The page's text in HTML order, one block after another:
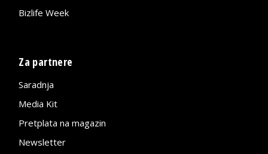
Bizlife Week
Za partnere
Saradnja
Media Kit
Pretplata na magazin
Newsletter